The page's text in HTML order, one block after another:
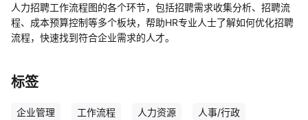
人力招聘工作流程图的各个环节，包括招聘需求收集分析、招聘流
程、成本预算控制等多个板块，帮助HR专业人士了解如何优化招聘
流程，快速找到符合企业需求的人才。
标签
企业管理 工作流程 人力资源 人事/行政